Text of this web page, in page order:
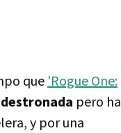
que 'Rogue One:
destronada pero ha
y por una